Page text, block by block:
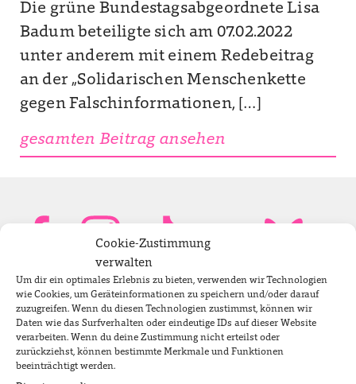
Cookie-Zustimmung
verwalten
Um dir ein optimales Erlebnis zu bieten, verwenden wir Technologien
wie Cookies, um Geräteinformationen zu speichern und/oder darauf
zuzugreifen. Wenn du diesen Technologien zustimmst, können wir
Daten wie das Surfverhalten oder eindeutige IDs auf dieser Website
verarbeiten. Wenn du deine Zustimmung nicht erteilst oder
zurückziehst, können bestimmte Merkmale und Funktionen
beeinträchtigt werden.
Die grüne Bundestagsabgeordnete Lisa
Badum beteiligte sich am 07.02.2022
unter anderem mit einem Redebeitrag
an der „Solidarischen Menschenkette
gegen Falschinformationen, […]
gesamten Beitrag ansehen
Bundestagsabgeordnete
Newsletter